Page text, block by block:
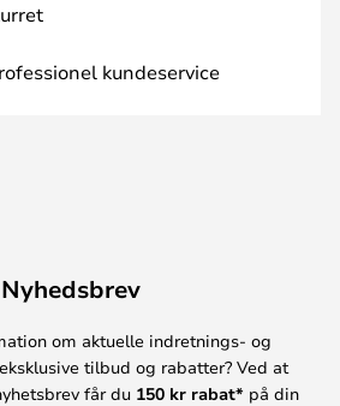
kundeservice
Nyhedsbrev
om aktuelle indretnings- og
tilbud og rabatter? Ved at
får du 150 kr rabat* på din